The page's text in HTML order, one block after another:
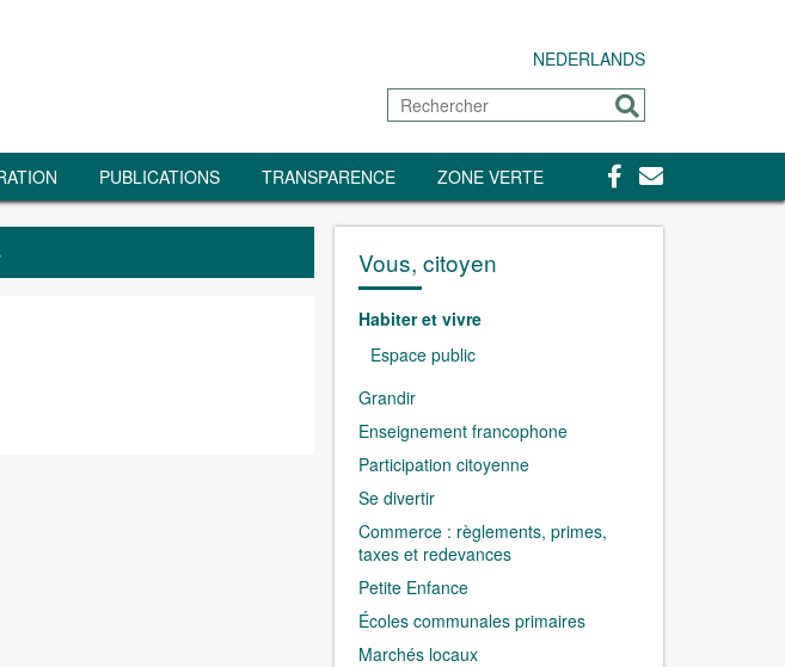
NEDERLANDS
Rechercher
Envoyer
PUBLICATIONS TRANSPARENCE ZONE VERTE Facebook
Contact
Vous, citoyen
Habiter et vivre
Espace public
Grandir
Enseignement francophone
Participation citoyenne
Se divertir
Commerce : règlements, primes,
taxes et redevances
Petite Enfance
Écoles communales primaires
Marchés locaux